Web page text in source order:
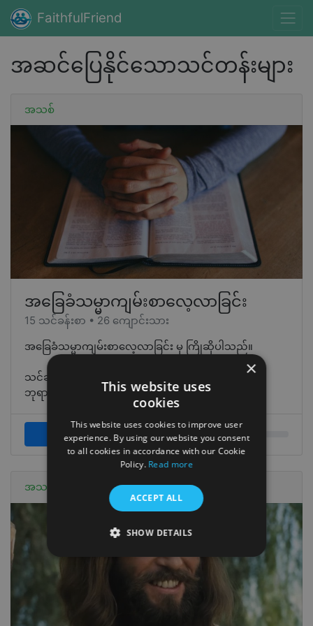
FaithfulFriend
အဆင်ပြေနိုင်သောသင်တန်းများ
အသစ်
အခြေခံသမ္မာကျမ်းစာလေ့လာခြင်း
15 သင်ခန်းစာ • 26 ကျောင်းသား
အခြေခံသမ္မာကျမ်းစာလေ့လာခြင်း မှ ကြိုဆိုပါသည်။
သင်ခန်းစာစုစုပေါင်း ၁၅ ခု ရှိပါသည်။ သင်ခန်းစာတိုင်း
ဘုရားသခင်၏နှုတ်ကပတ်တေ…
ပိုဖတ်ပါ
အသစ်
×
This website uses
cookies
This website uses cookies to improve user
experience. By using our website you consent
to all cookies in accordance with our Cookie
Policy. Read more
ACCEPT ALL
SHOW DETAILS